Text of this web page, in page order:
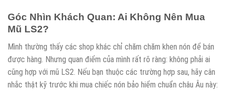
Góc Nhìn Khách Quan: Ai Không Nên Mua
Mũ LS2?
Mình thường thấy các shop khác chỉ chăm chăm khen nón để bán
được hàng. Nhưng quan điểm của mình rất rõ ràng: không phải ai
cũng hợp với mũ LS2. Nếu bạn thuộc các trường hợp sau, hãy cân
nhắc thật kỹ trước khi mua chiếc nón bảo hiểm chuẩn châu Âu này: